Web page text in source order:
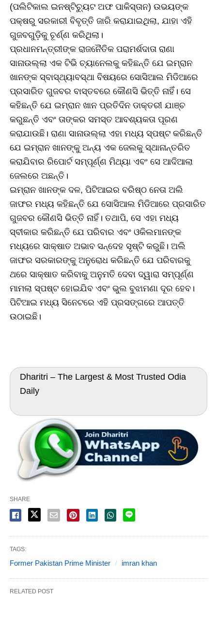
(ପଲିଟିକାଲ ଇନଷ୍ଟିଚ୍ୟୁଟ ଅଫ ପାକିସ୍ତାନ) ଉଭୟଙ୍କ
ପକ୍ଷରୁ ସରକାରୀ ବିବୃତ୍ତି ଜାରି କରାଯାଇଥିଲା, ଯାହା ଏହି
ଗୁଜବଗୁଡ଼ିକୁ ଚୂର୍ଣ୍ଣ କରିଥିଲା।
ପ୍ରଧାନମନ୍ତ୍ରୀଙ୍କ ରାଜନୈତିକ ପରାମର୍ଶଦାତା ରାଣା
ସାନାଉଲ୍ଲା ଏକ ଟିଭି ଚ୍ୟାନେଲକୁ କହିଛନ୍ତି ଯେ ଇମ୍ରାନ
ଖାନଙ୍କ ସ୍ବାସ୍ଥ୍ୟାବସ୍ଥା ବିଷୟରେ ସୋସିଆଲ ମିଡିଆରେ
ପ୍ରସାରିତ ଗୁଜବର ବାସ୍ତବରେ କୌଣସି ଭିତ୍ତି ନାହିଁ। ସେ
କହିଛନ୍ତି ଯେ ଇମ୍ରାନ ଖାନ ପ୍ରତିଦିନ ଡାକ୍ତରୀ ଯାଞ୍ଚ
କରୁଛନ୍ତି ଏବଂ ତାଙ୍କର ସମସ୍ତ ଆବଶ୍ୟକତା ପୂରଣ
କରାଯାଉଛି। ରାଣା ସାନାଉଲ୍ଲା ଏହା ମଧ୍ୟ ସ୍ପଷ୍ଟ କରିଛନ୍ତି
ଯେ ଇମ୍ରାନ ଖାନଙ୍କୁ ଅନ୍ୟ ଏକ ଜେଲକୁ ସ୍ଥାନାନ୍ତରିତ
କରାଯିବାର ରିପୋର୍ଟ ସମ୍ପୂର୍ଣ୍ଣ ମିଥ୍ୟା ଏବଂ ସେ ଆଦିଆଲା
ଜେଲରେ ଅଛନ୍ତି।
ଇମ୍ରାନ ଖାନଙ୍କ ଦଳ, ପିଟିଆଇର ବରିଷ୍ଠ ନେତା ଅଲି
ଜାଫର ମଧ୍ୟ କହିଛନ୍ତି ଯେ ସୋସିଆଲ ମିଡିଆରେ ପ୍ରସାରିତ
ଗୁଜବର କୌଣସି ଭିତ୍ତି ନାହିଁ। ତଥାପି, ସେ ଏହା ମଧ୍ୟ
ସ୍ବୀକାର କରିଛନ୍ତି ଯେ ପରିବାର ଏବଂ ଓକିଲମାନଙ୍କ
ମଧ୍ୟରେ ସାକ୍ଷାତ ଅଭାବ ସନ୍ଦେହ ସୃଷ୍ଟି କରୁଛି। ଅଲି
ଜାଫର ସରକାରଙ୍କୁ ଅନୁରୋଧ କରିଛନ୍ତି ଯେ ପରିବାରକୁ
ଥରେ ସାକ୍ଷାତ କରିବାକୁ ଅନୁମତି ଦେବା ଦ୍ୱାରା ସମ୍ପୂର୍ଣ୍ଣ
ମାମଲା ସ୍ପଷ୍ଟ ହୋଇଯିବ ଏବଂ ଭୁଲ ବୁଝାମଣା ଦୂର ହେବ।
ପିଟିଆଇ ମଧ୍ୟ ସିନେଟରେ ଏହି ପ୍ରସଙ୍ଗରେ ଆପତ୍ତି
ଉଠାଇଛି।
Dharitri – The Largest & Most Trusted Odia
Daily
SHARE
TAGS:
Former Pakistan Prime Minister imran khan
RELATED POST